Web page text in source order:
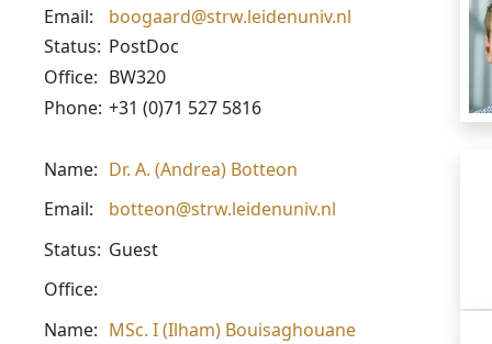
Email:
boogaard@strw.leidenuniv.nl
Status: PostDoc
Office: BW320
Phone: +31 (0)71 527 5816
Name: Dr. A. (Andrea) Botteon
Email:
botteon@strw.leidenuniv.nl
Status: Guest
Office:
Name: MSc. I (Ilham) Bouisaghouane